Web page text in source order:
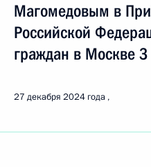
Магомедовым в
Российской
граждан в Москве
27 декабря 2024 года